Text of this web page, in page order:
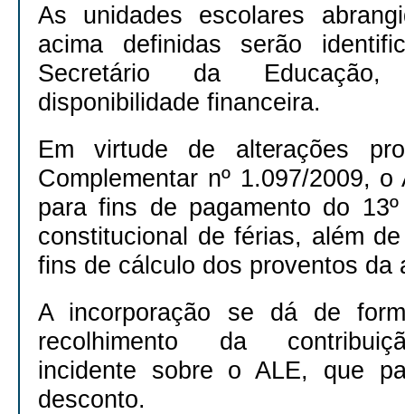
As unidades escolares
acima definidas serão
Secretário da
disponibilidade financeira.
Em virtude de alterações
Complementar nº 1.097/2009,
para fins de pagamento do
constitucional de férias, além
fins de cálculo dos proventos da
A incorporação se dá de
recolhimento da
incidente sobre o ALE, que
desconto.